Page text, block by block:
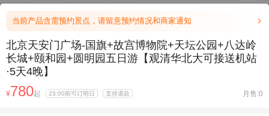
当前产品含需预约景点，请留意预约情况和商家通知 
北京天安门广场-国旗+故宫博物院+天坛公园+八达岭
长城+颐和园+圆明园五日游【观清华北大可接送机站
·5天4晚】
¥780起 23:00前可订明日 支持退款 月售:0